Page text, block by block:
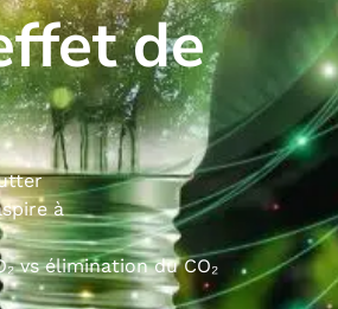
de
à
vs élimination du CO₂